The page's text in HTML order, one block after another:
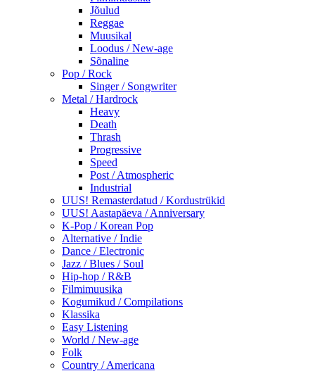
Jõulud
Reggae
Muusikal
Loodus / New-age
Sõnaline
Pop / Rock
Singer / Songwriter
Metal / Hardrock
Heavy
Death
Thrash
Progressive
Speed
Post / Atmospheric
Industrial
UUS! Remasterdatud / Kordustrükid
UUS! Aastapäeva / Anniversary
K-Pop / Korean Pop
Alternative / Indie
Dance / Electronic
Jazz / Blues / Soul
Hip-hop / R&B
Filmimuusika
Kogumikud / Compilations
Klassika
Easy Listening
World / New-age
Folk
Country / Americana